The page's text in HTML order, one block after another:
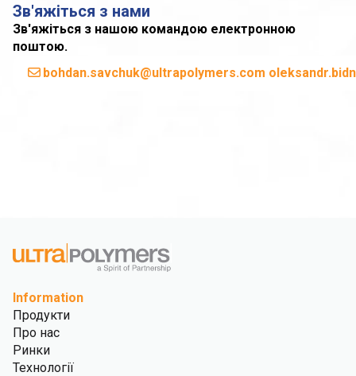
Зв'яжіться з нами
Зв'яжіться з нашою командою електронною
поштою.
bohdan.savchuk@ultrapolymers.com
Information
Продукти
Про нас
Ринки
Технології